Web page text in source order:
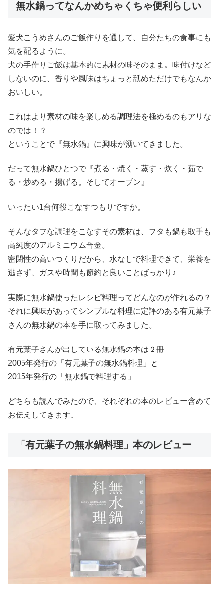
無水鍋ってなんかめちゃくちゃ便利らしい
愛犬こうめさんのご飯作りを通して、自分たちの食事にも
気を配るように。
犬の手作りご飯は基本的に素材の味そのまま。味付けなど
しないのに、香りや風味はちょっと舐めただけでもなんか
おいしい。
これはより素材の味を楽しめる調理法を極めるのもアリな
のでは！？
ということで『無水鍋』に興味が湧いてきました。
だって無水鍋ひとつで『煮る・焼く・蒸す・炊く・茹で
る・炒める・揚げる。そしてオーブン』
いったい1台何役こなすつもりですか。
そんなタフな調理をこなすその素材は、フタも鍋も取手も
高純度のアルミニウム合金。
密閉性の高いつくりだから、水なしで料理できて、栄養を
逃さず、ガスや時間も節約と良いことばっかり♪
実際に無水鍋使ったレシピ料理ってどんなのが作れるの？
それに興味があってシンプルな料理に定評のある有元葉子
さんの無水鍋の本を手に取ってみました。
有元葉子さんが出している無水鍋の本は２冊
2005年発行の「有元葉子の無水鍋料理」と
2015年発行の「無水鍋で料理する」
どちらも読んでみたので、それぞれの本のレビュー含めて
お伝えしてきます。
「有元葉子の無水鍋料理」本のレビュー